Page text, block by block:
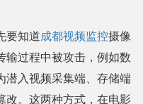
要知道成都视频监控摄像
输过程中被攻击，例如数
潜入视频采集端、存储端
改。这两种方式，在电影